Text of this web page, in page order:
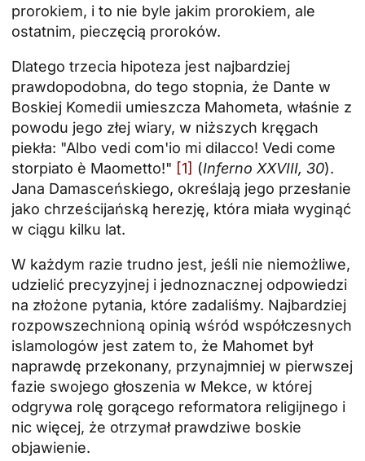
prorokiem, i to nie byle jakim prorokiem, ale
ostatnim, pieczęcią proroków.
Dlatego trzecia hipoteza jest najbardziej
prawdopodobna, do tego stopnia, że Dante w
Boskiej Komedii umieszcza Mahometa, właśnie z
powodu jego złej wiary, w niższych kręgach
piekła: "Albo vedi com'io mi dilacco! Vedi come
storpiato è Maometto!" [1] (Inferno XXVIII, 30).
Jana Damasceńskiego, określają jego przesłanie
jako chrześcijańską herezję, która miała wyginąć
w ciągu kilku lat.
W każdym razie trudno jest, jeśli nie niemożliwe,
udzielić precyzyjnej i jednoznacznej odpowiedzi
na złożone pytania, które zadaliśmy. Najbardziej
rozpowszechnioną opinią wśród współczesnych
islamologów jest zatem to, że Mahomet był
naprawdę przekonany, przynajmniej w pierwszej
fazie swojego głoszenia w Mekce, w której
odgrywa rolę gorącego reformatora religijnego i
nic więcej, że otrzymał prawdziwe boskie
objawienie.